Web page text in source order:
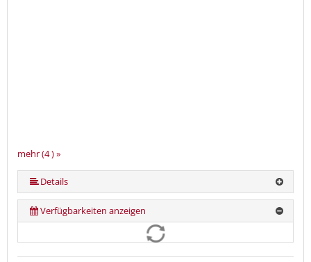
mehr (4 ) »
Details
Verfügbarkeiten anzeigen